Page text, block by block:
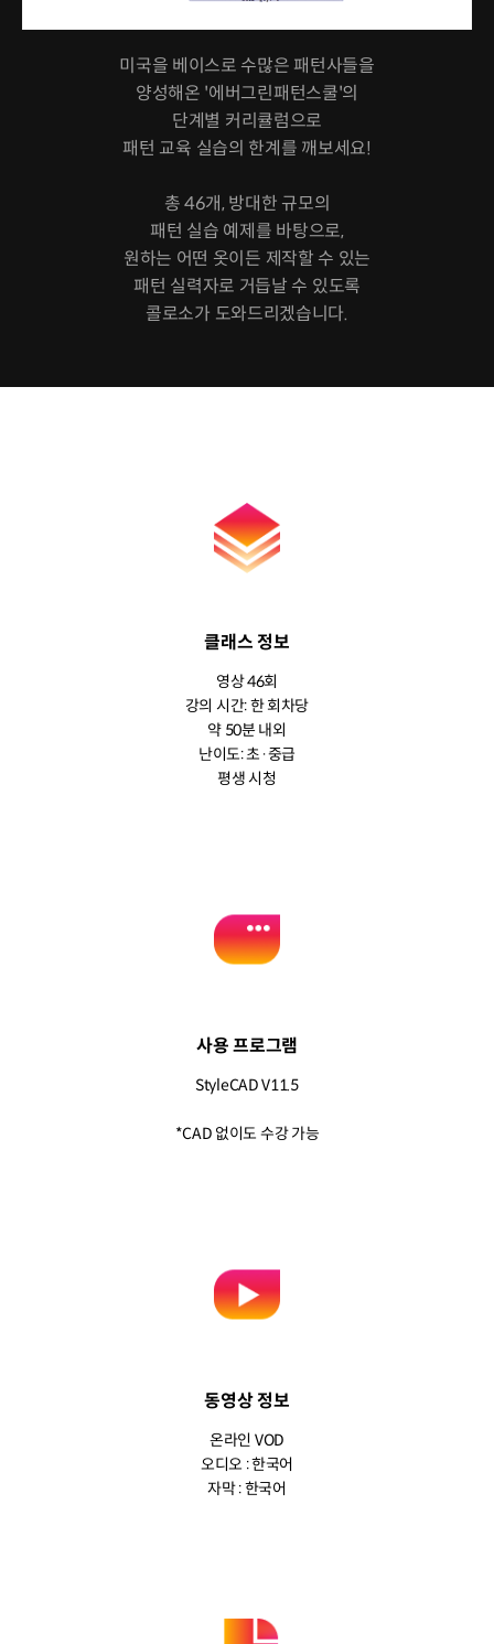
미국을 베이스로 수많은 패턴사들을
양성해온 '에버그린패턴스쿨'의
단계별 커리큘럼으로
패턴 교육 실습의 한계를 깨보세요!
총 46개, 방대한 규모의
패턴 실습 예제를 바탕으로,
원하는 어떤 옷이든 제작할 수 있는
패턴 실력자로 거듭날 수 있도록
콜로소가 도와드리겠습니다.
클래스 정보
영상 46회
강의 시간: 한 회차당
약 50분 내외
난이도: 초·중급
평생 시청
사용 프로그램
StyleCAD V11.5
*CAD 없이도 수강 가능
동영상 정보
온라인 VOD
오디오 : 한국어
자막 : 한국어